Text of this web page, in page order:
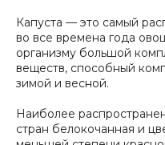
Капуста — это самый
во все времена года
организму большой
веществ, способный
зимой и весной.
Наиболее
стран белокочанная и